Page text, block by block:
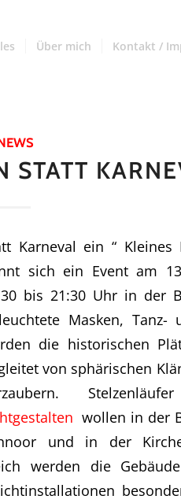
Über mich Kontakt /
STATT
Karneval ein “ Kleines
sich ein Event am
bis 21:30 Uhr in der
Masken, Tanz-
die historischen
von sphärischen
wollen in der
und in der
werden die